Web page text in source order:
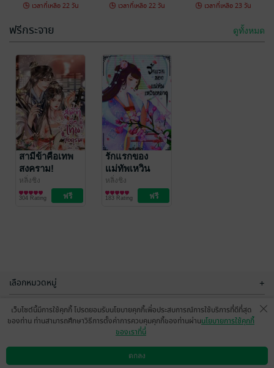
เวลาที่เหลือ 22 วัน เวลาที่เหลือ 22 วัน เวลาที่เหลือ 23 วัน
ทรราชชั่วผู้นี้
ไม่มีวันปล่อย
เจ้าไป
หลิ่งชิง
นิยายรักจีนโบราณ
116 Rating
เวลาที่เหลือ 25 วัน
ฟรีกระจาย ดูทั้งหมด
สามีข้าคือเทพ
สงคราม!
หลิ่งชิง
นิยายรักจีนโบราณ
304 Rating
รักแรกของ
แม่ทัพเหวิน
หยาง
หลิ่งชิง
นิยายรักจีนโบราณ
183 Rating
เลือกหมวดหมู่ +
บริการช่วยเหลือ +
ดาวน์โหลดแอป วิธีการใช้งาน ติดต่อเรา
เว็บไซต์นี้มีการใช้คุกกี้ โปรดยอมรับนโยบายคุกกี้เพื่อประสบการณ์การใช้บริการที่ดีที่สุด
ของท่าน ท่านสามารถศึกษาวิธีการตั้งค่าการควบคุมคุกกี้ของท่านผ่านนโยบายการใช้คุกกี้
ของเราที่นี่
ตกลง